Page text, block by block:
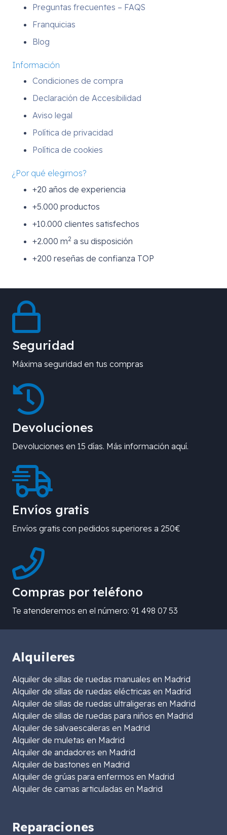
Preguntas frecuentes – FAQS
Franquicias
Blog
Información
Condiciones de compra
Declaración de Accesibilidad
Aviso legal
Política de privacidad
Política de cookies
¿Por qué elegirnos?
+20 años de experiencia
+5.000 productos
+10.000 clientes satisfechos
+2.000 m2 a su disposición
+200 reseñas de confianza TOP
Seguridad
Máxima seguridad en tus compras
Devoluciones
Devoluciones en 15 días. Más información aquí.
Envíos gratis
Envíos gratis con pedidos superiores a 250€
Compras por teléfono
Te atenderemos en el número: 91 498 07 53
Alquileres
Alquiler de sillas de ruedas manuales en Madrid
Alquiler de sillas de ruedas eléctricas en Madrid
Alquiler de sillas de ruedas ultraligeras en Madrid
Alquiler de sillas de ruedas para niños en Madrid
Alquiler de salvaescaleras en Madrid
Alquiler de muletas en Madrid
Alquiler de andadores en Madrid
Alquiler de bastones en Madrid
Alquiler de grúas para enfermos en Madrid
Alquiler de camas articuladas en Madrid
Reparaciones